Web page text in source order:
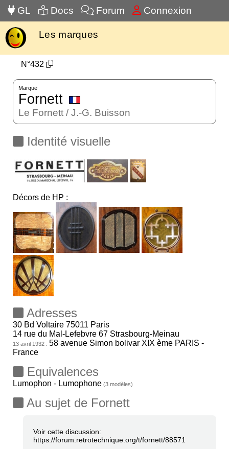
GL Docs Forum Connexion
Les marques
N°432
Marque
Fornett
Le Fornett / J.-G. Buisson
Identité visuelle
Décors de HP :
Adresses
30 Bd Voltaire 75011 Paris
14 rue du Mal-Lefebvre 67 Strasbourg-Meinau
13 avril 1932 : 58 avenue Simon bolivar XIX ème PARIS -
France
Equivalences
Lumophon - Lumophone (3 modèles)
Au sujet de Fornett
Voir cette discussion:
https://forum.retrotechnique.org/t/fornett/88571